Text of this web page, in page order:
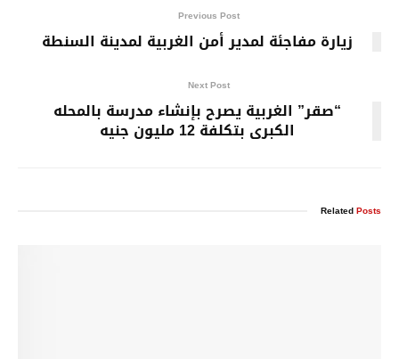
Previous Post
زيارة مفاجئة لمدير أمن الغربية لمدينة السنطة
Next Post
“صقر” الغربية يصرح بإنشاء مدرسة بالمحله
الكبرى بتكلفة 12 مليون جنيه
RelatedPosts